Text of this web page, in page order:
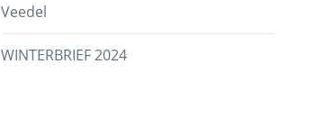
Veedel
WINTERBRIEF 2024